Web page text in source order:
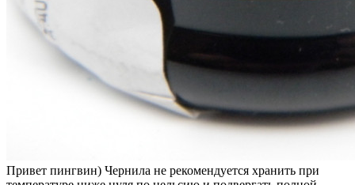
Привет пингвин) Чернила не рекомендуется хранить при